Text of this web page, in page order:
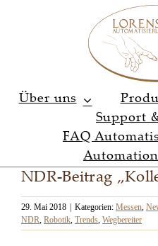
Über uns
Support
FAQ
NDR-Beitrag
29. Mai 2018 Kategorien: Messen,
NDR, Robotik, Trends, Wegbereiter